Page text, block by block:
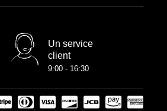
Un service
client
9:00 - 16:30